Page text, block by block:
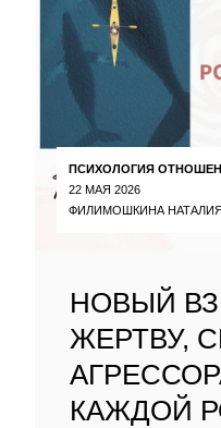
ПСИХОЛОГИЯ
22 МАЯ 2026
ФИЛИМОШКИНА НАТАЛИЯ
НОВЫЙ
ЖЕРТВУ,
КАЖДОЙ